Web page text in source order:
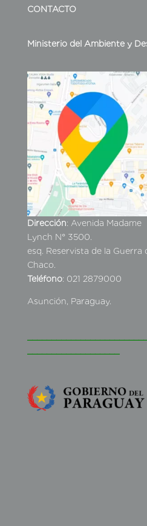
CONTACTO
Ministerio del Ambiente y
Dirección: Avenida Madame
Lynch N° 3500.
esq. Reservista de la Guerra
Chaco.
Teléfono: 021 2879000
Asunción, Paraguay.